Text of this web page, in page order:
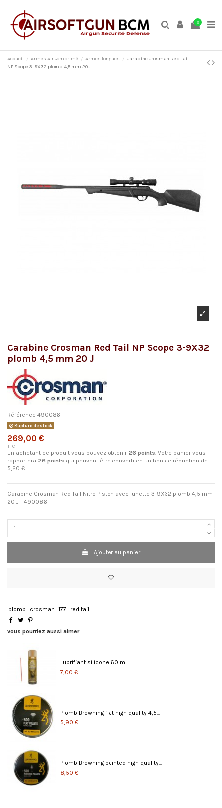
0
Accueil Armes Air Comprimé Armes longues
Carabine Crosman Red Tail
NP Scope 3-9X32 plomb 4,5 mm 20 J
Carabine Crosman Red Tail NP Scope 3-9X32
plomb 4,5 mm 20 J
Référence 490086
Rupture de stock
269,00 €
TTC
En achetant ce produit vous pouvez obtenir 26 points. Votre panier vous
rapportera 26 points qui peuvent être converti en un bon de réduction de
5,20 €.
Carabine Crosman Red Tail Nitro Piston avec lunette 3-9X32 plomb 4,5 mm
20 J - 490086
Ajouter au panier
plomb crosman 177 red tail
vous pourriez aussi aimer
Lubrifiant silicone 60 ml
7,00 €
Plomb Browning flat high quality 4,5...
5,90 €
Plomb Browning pointed high quality...
8,50 €